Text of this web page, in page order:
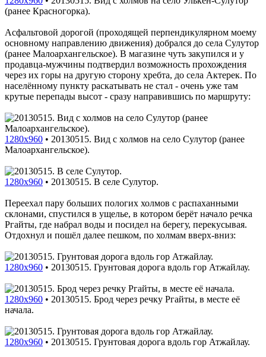
(ранее Красногорка).
Асфальтовой дорогой (проходящей перпендикулярном моему
основному направлению движения) добрался до села Сулутор
(ранее Малоархангельское). В магазине чуть закупился и у
продавца-мужчины подтвердил возможность прохождения
через их горы на другую сторону хребта, до села Актерек. По
населённому пункту раскатывать не стал - очень уже там
крутые перепады высот - сразу направившись по маршруту:
1280x960 • 20130515. Вид с холмов на село Сулутор (ранее
Малоархангельское).
1280x960 • 20130515. В селе Сулутор.
Переехал пару больших пологих холмов с распаханными
склонами, спустился в ущелье, в котором берёт начало речка
Ргайты, где набрал воды и посидел на берегу, перекусывая.
Отдохнул и пошёл далее пешком, по холмам вверх-вниз:
1280x960 • 20130515. Грунтовая дорога вдоль гор Атжайлау.
1280x960 • 20130515. Брод через речку Ргайты, в месте её
начала.
1280x960 • 20130515. Грунтовая дорога вдоль гор Атжайлау.